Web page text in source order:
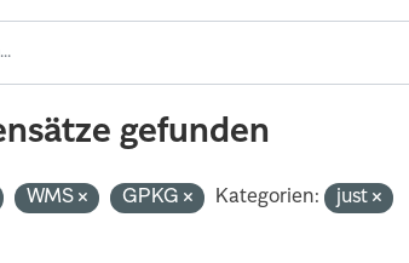
gefunden
WMS GPKG Kategorien:
just